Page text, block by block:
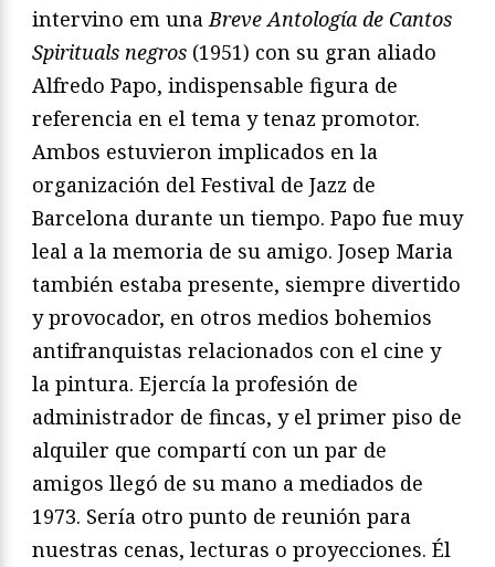
intervino em unaBreve Antología de Cantos
Spirituals negros (1951) con su gran aliado
Alfredo Papo, indispensable figura de
referencia en el tema y tenaz promotor.
Ambos estuvieron implicados en la
organización del Festival de Jazz de
Barcelona durante un tiempo. Papo fue muy
leal a la memoria de su amigo. Josep Maria
también estaba presente, siempre divertido
y provocador, en otros medios bohemios
antifranquistas relacionados con el cine y
la pintura. Ejercía la profesión de
administrador de fincas, y el primer piso de
alquiler que compartí con un par de
amigos llegó de su mano a mediados de
1973. Sería otro punto de reunión para
nuestras cenas, lecturas o proyecciones. Él